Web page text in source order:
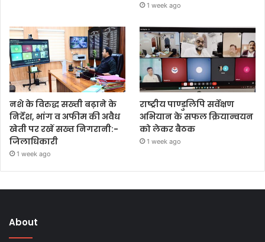
1 week ago
नशे के विरुद्ध सख्ती बढ़ाने के
निर्देश, भांग व अफीम की अवैध
खेती पर रखें सख्त निगरानी:-
जिलाधिकारी
1 week ago
राष्ट्रीय पाण्डुलिपि सर्वेक्षण
अभियान के सफल क्रियान्वयन
को लेकर बैठक
1 week ago
About